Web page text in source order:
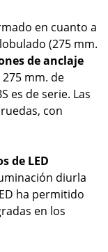
en cuanto a
(275 mm.
de anclaje
mm. de
es de serie. Las
con
de LED
diurla
ha permitido
en los